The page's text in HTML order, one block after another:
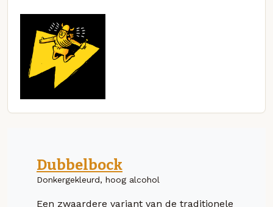
Dubbelbock
Donkergekleurd, hoog alcohol
Een zwaardere variant van de traditionele